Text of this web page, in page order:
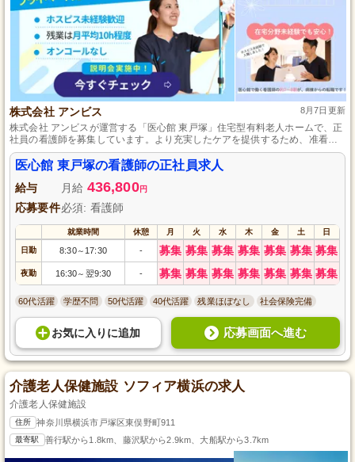
株式会社 アンビス 8月7日更新
株式会社 アンビスが運営する「医心館 東戸塚」住宅型有料老人ホームで、正
社員の看護師を募集しています。より充実したケアを提供するため、准看護
師以上の資格を持つ方が対象です。安心して働ける環境で、一緒に高齢者の
生活を支えませんか？詳細はお早めにお問い合わせください。
医心館 東戸塚の看護師の正社員求人
給与 月給 436,800円
応募要件必須: 看護師
就業時間 休憩 月 火 水 木 金 土 日
日勤 8:30～ 17:30 - 募集 募集 募集 募集 募集 募集 募集
夜勤 16:30～ 翌9:30 - 募集 募集 募集 募集 募集 募集 募集
60代活躍 学歴不問 50代活躍 40代活躍 残業ほぼなし 社会保険完備
お気に入り に追加 応募画面へ進む
介護老人保健施設 ソフィア横浜の求人
介護老人保健施設
住所 神奈川県横浜市戸塚区東俣野町911
最寄駅 善行駅から1.8km、藤沢駅から2.9km、大船駅から3.7km